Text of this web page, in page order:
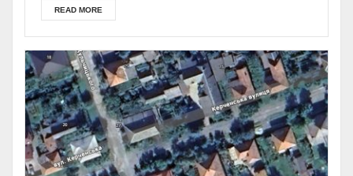
READ MORE